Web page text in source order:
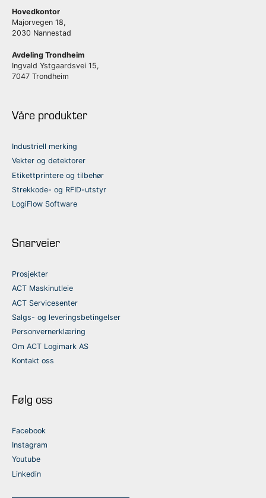
Hovedkontor
Majorvegen 18,
2030 Nannestad
Avdeling Trondheim
Ingvald Ystgaardsvei 15,
7047 Trondheim
Våre produkter
Industriell merking
Vekter og detektorer
Etikettprintere og tilbehør
Strekkode- og RFID-utstyr
LogiFlow Software
Snarveier
Prosjekter
ACT Maskinutleie
ACT Servicesenter
Salgs- og leveringsbetingelser
Personvernerklæring
Om ACT Logimark AS
Kontakt oss
Følg oss
Facebook
Instagram
Youtube
Linkedin